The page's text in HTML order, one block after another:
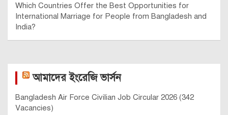
Which Countries Offer the Best Opportunities for
International Marriage for People from Bangladesh and
India?
আমাদের ইংরেজি ভার্সন
Bangladesh Air Force Civilian Job Circular 2026 (342
Vacancies)